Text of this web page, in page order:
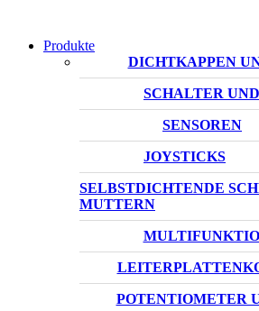
Produkte
DICHTKAPPEN
SCHALTER
SENSOREN
JOYSTICKS
SELBSTDICHTENDE
MUTTERN
POTENTIOMETER